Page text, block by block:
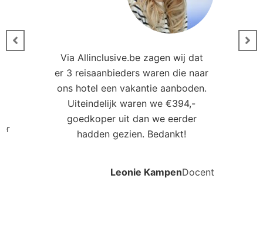
Via Allinclusive.be zagen wij dat
er 3 reisaanbieders waren die naar
ons hotel een vakantie aanboden.
Uiteindelijk waren we €394,-
goedkoper uit dan we eerder
hadden gezien. Bedankt!
Leonie KampenDocent